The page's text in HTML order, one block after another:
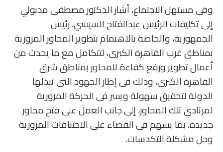
وفى مستهل الاجتماع، أشار الدكتور مصطفى مدبولي
إلى تكليفات الرئيس عبدالفتاح السيسي، رئيس
الجمهورية، والخاصة بالاهتمام بتطوير المحاور المرورية
بمناطق غرب القاهرة الكبرى، لتتكامل مع ما يحدث من
أعمال تطوير ورفع كفاءة للمحاور بمناطق شرق
القاهرة الكبرى، وذلك فى إطار الجهود التى تبذلها
الدولة لتحقيق سهولة ويسر فى الحركة المرورية
لمرتادي تلك المحاور، إلى جانب العمل على فتح محاور
جديدة، بما يسهم فى القضاء على الاختناقات المرورية
وحل مشكلة التكدسات.